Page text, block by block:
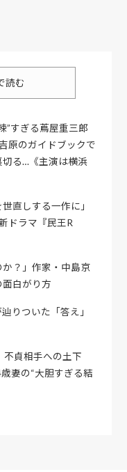
読む
”すぎる蔦屋重三郎
原のガイドブックで
切る…《主演は横浜
直しする一作に」
ドラマ『民王R
か？」作家・中島京
白がり方
りついた「答え」
不貞相手への土下
妻の“大胆すぎる結